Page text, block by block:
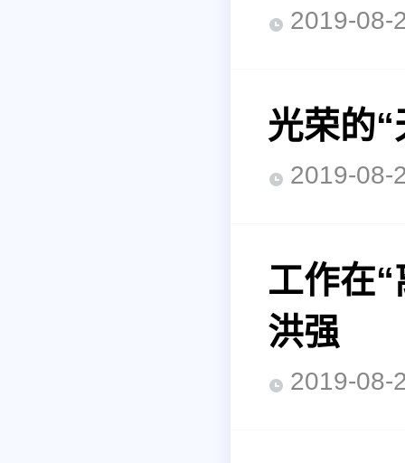
2019-
光荣的
2019-
工作在
洪强
2019-